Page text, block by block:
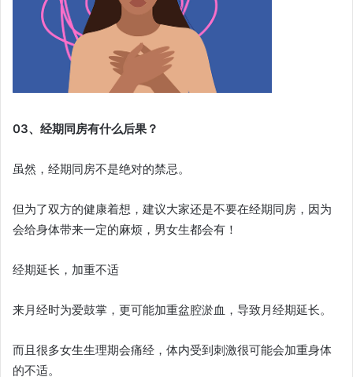
03、经期同房有什么后果？
虽然，经期同房不是绝对的禁忌。
但为了双方的健康着想，建议大家还是不要在经期同房，因为
会给身体带来一定的麻烦，男女生都会有！
经期延长，加重不适
来月经时为爱鼓掌，更可能加重盆腔淤血，导致月经期延长。
而且很多女生生理期会痛经，体内受到刺激很可能会加重身体
的不适。